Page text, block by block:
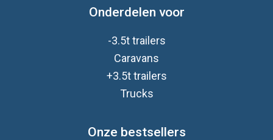
Onderdelen voor
-3.5t trailers
Caravans
+3.5t trailers
Trucks
Onze bestsellers